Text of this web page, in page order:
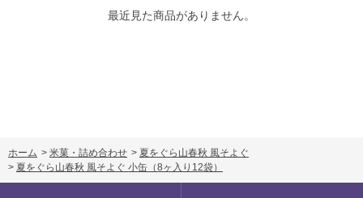
最近見た商品がありません。
ホーム > 米菓・詰め合わせ > 夏をぐら山春秋 風そよぐ
> 夏をぐら山春秋 風そよぐ 小缶 （8ヶ入り12袋）